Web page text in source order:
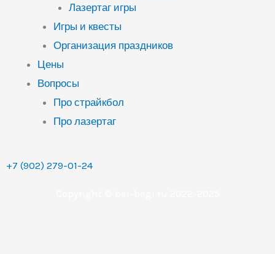
Лазертаг игры
Игры и квесты
Организация праздников
Цены
Вопросы
Про страйкбол
Про лазертаг
+7 (902) 279-01-24